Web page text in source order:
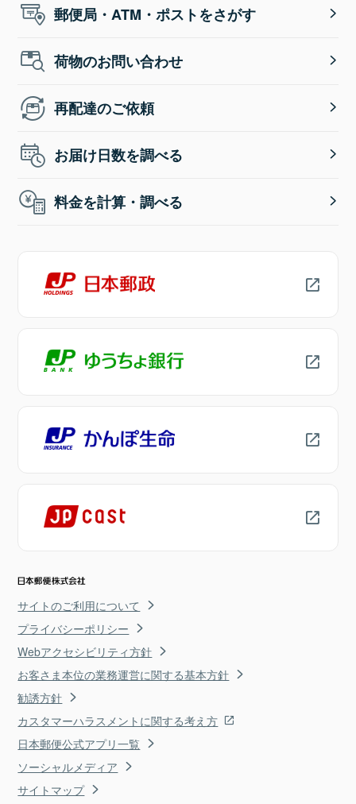
郵便局・ATM・ポストをさがす
荷物のお問い合わせ
再配達のご依頼
お届け日数を調べる
料金を計算・調べる
サイトのご利用について
プライバシーポリシー
Webアクセシビリティ方針
お客さま本位の業務運営に関する基本方針
勧誘方針
カスタマーハラスメントに関する考え方
日本郵便公式アプリ一覧
ソーシャルメディア
サイトマップ